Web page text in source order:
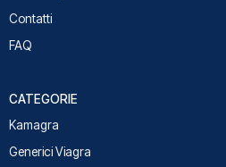
Contatti
FAQ
CATEGORIE
Kamagra
Generici Viagra